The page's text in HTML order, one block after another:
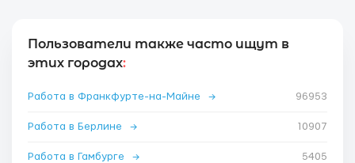
Пользователи также часто ищут в
этих городах:
Работа в Франкфурте-на-Майне → 96953
Работа в Берлине → 10907
Работа в Гамбурге → 5405